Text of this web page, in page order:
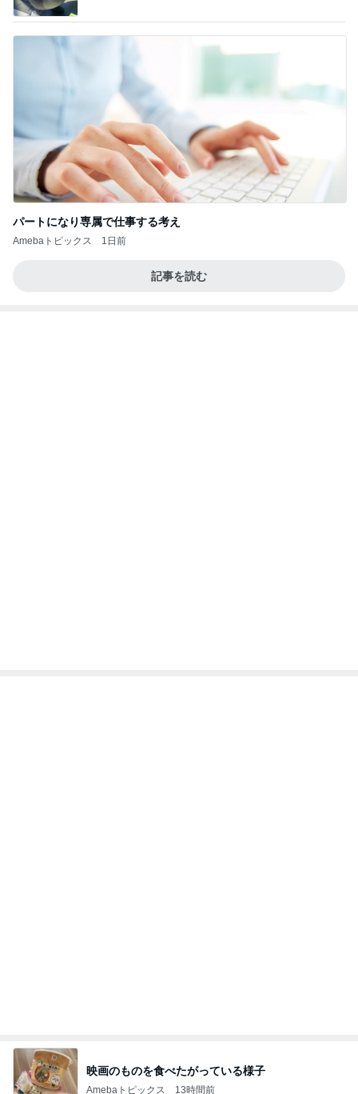
パートになり専属で仕事する考え
Amebaトピックス 1日前
記事を読む
映画のものを食べたがっている様子
Amebaトピックス 13時間前